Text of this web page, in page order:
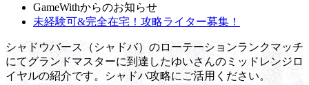
GameWithからのお知らせ
未経験可&完全在宅！攻略ライター募集！
シャドウバース（シャドバ）のローテーションランクマッチ
にてグランドマスターに到達したゆいさんのミッドレンジロ
イヤルの紹介です。シャドバ攻略にご活用ください。